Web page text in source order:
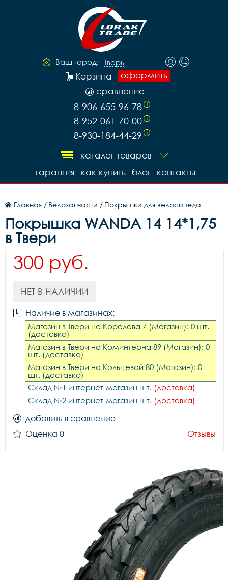
Ваш город: Тверь
оформить
Корзина
сравнение
8-906-655-96-78 i
8-952-061-70-00 i
8-930-184-44-29 i
каталог товаров
контакты
блог
как купить
гарантия
Главная / Велозапчасти / Покрышки для велосипеда
Покрышка WANDA 14 14*1,75
в Твери
300 руб.
НЕТ В НАЛИЧИИ
Наличие в магазинах:
Магазин в Твери на Королева 7 (Магазин): 0 шт.
(доставка)
Магазин в Твери на Коминтерна 89 (Магазин): 0
шт. (доставка)
Магазин в Твери на Кольцевой 80 (Магазин): 0
шт. (доставка)
Склад №1 интернет-магазин шт. (доставка)
Склад №2 интернет-магазин шт. (доставка)
добавить в сравнение
Оценка 0
Отзывы